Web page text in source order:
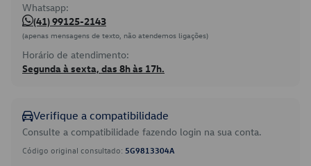
Whatsapp:
(41) 99125-2143
(apenas mensagens de texto, não atendemos ligações)
Horário de atendimento:
Segunda à sexta, das 8h às 17h.
Verifique a compatibilidade
Consulte a compatibilidade fazendo login na sua conta.
Código original consultado: 5G9813304A